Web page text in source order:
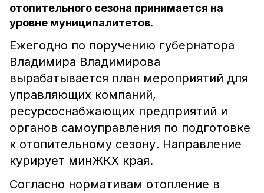
отопительного сезона принимается на
уровне муниципалитетов.
Ежегодно по поручению губернатора
Владимира Владимирова
вырабатывается план мероприятий для
управляющих компаний,
ресурсоснабжающих предприятий и
органов самоуправления по подготовке
к отопительному сезону. Направление
курирует минЖКХ края.
Согласно нормативам отопление в